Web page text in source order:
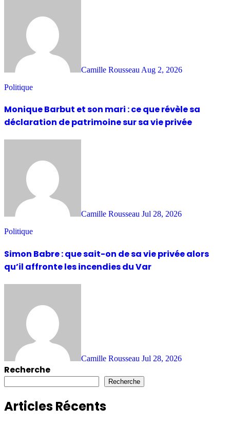
Camille Rousseau Aug 2, 2026
Politique
Monique Barbut et son mari : ce que révèle sa
déclaration de patrimoine sur sa vie privée
Camille Rousseau Jul 28, 2026
Politique
Simon Babre : que sait-on de sa vie privée alors
qu’il affronte les incendies du Var
Camille Rousseau Jul 28, 2026
Recherche
Recherche
Articles Récents